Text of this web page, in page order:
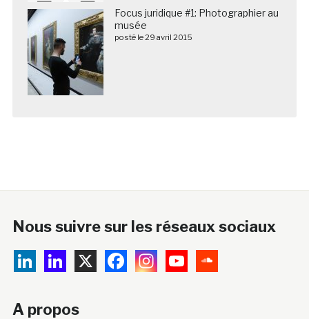
Focus juridique #1: Photographier au
musée
posté le 29 avril 2015
Nous suivre sur les réseaux sociaux
A propos